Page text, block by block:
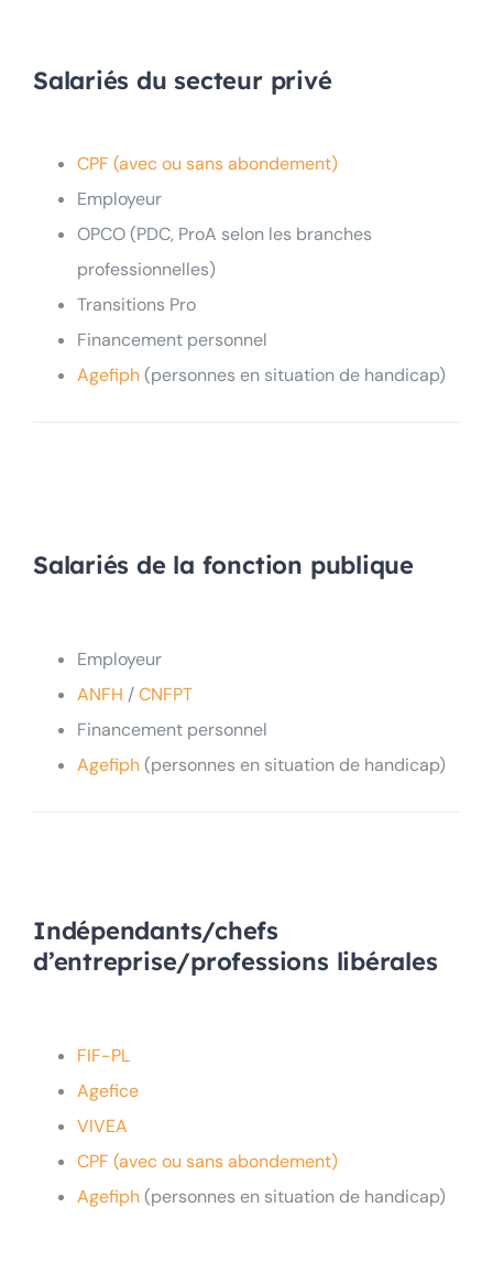
Salariés du secteur privé
CPF (avec ou sans abondement)
Employeur
OPCO (PDC, ProA selon les branches
professionnelles)
Transitions Pro
Financement personnel
Agefiph(personnes en situation de handicap)
Salariés de la fonction publique
Employeur
ANFH /CNFPT
Financement personnel
Agefiph(personnes en situation de handicap)
Indépendants/chefs
d’entreprise/professions libérales
FIF-PL
Agefice
VIVEA
CPF (avec ou sans abondement)
Agefiph(personnes en situation de handicap)